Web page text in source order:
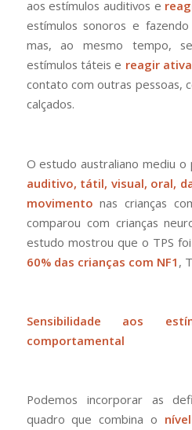
aos estímulos auditivos e
estímulos sonoros e
mas, ao mesmo tempo,
estímulos táteis e reagir
contato com outras pessoas,
calçados.
O estudo australiano mediu o
auditivo, tátil, visual, oral,
movimento nas crianças
comparou com crianças
estudo mostrou que o TPS
60% das crianças com NF1 ,
Sensibilidade aos
comportamental
Podemos incorporar as
quadro que combina o